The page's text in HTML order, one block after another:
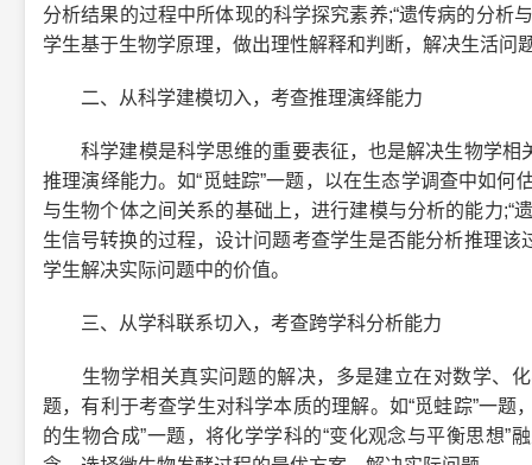
分析结果的过程中所体现的科学探究素养;“遗传病的分析
学生基于生物学原理，做出理性解释和判断，解决生活问
二、从科学建模切入，考查推理演绎能力
科学建模是科学思维的重要表征，也是解决生物学相
推理演绎能力。如“觅蛙踪”一题，以在生态学调查中如
与生物个体之间关系的基础上，进行建模与分析的能力;“
生信号转换的过程，设计问题考查学生是否能分析推理
学生解决实际问题中的价值。
三、从学科联系切入，考查跨学科分析能力
生物学相关真实问题的解决，多是建立在对数学、化
题，有利于考查学生对科学本质的理解。如“觅蛙踪”一
的生物合成”一题，将化学学科的“变化观念与平衡思想